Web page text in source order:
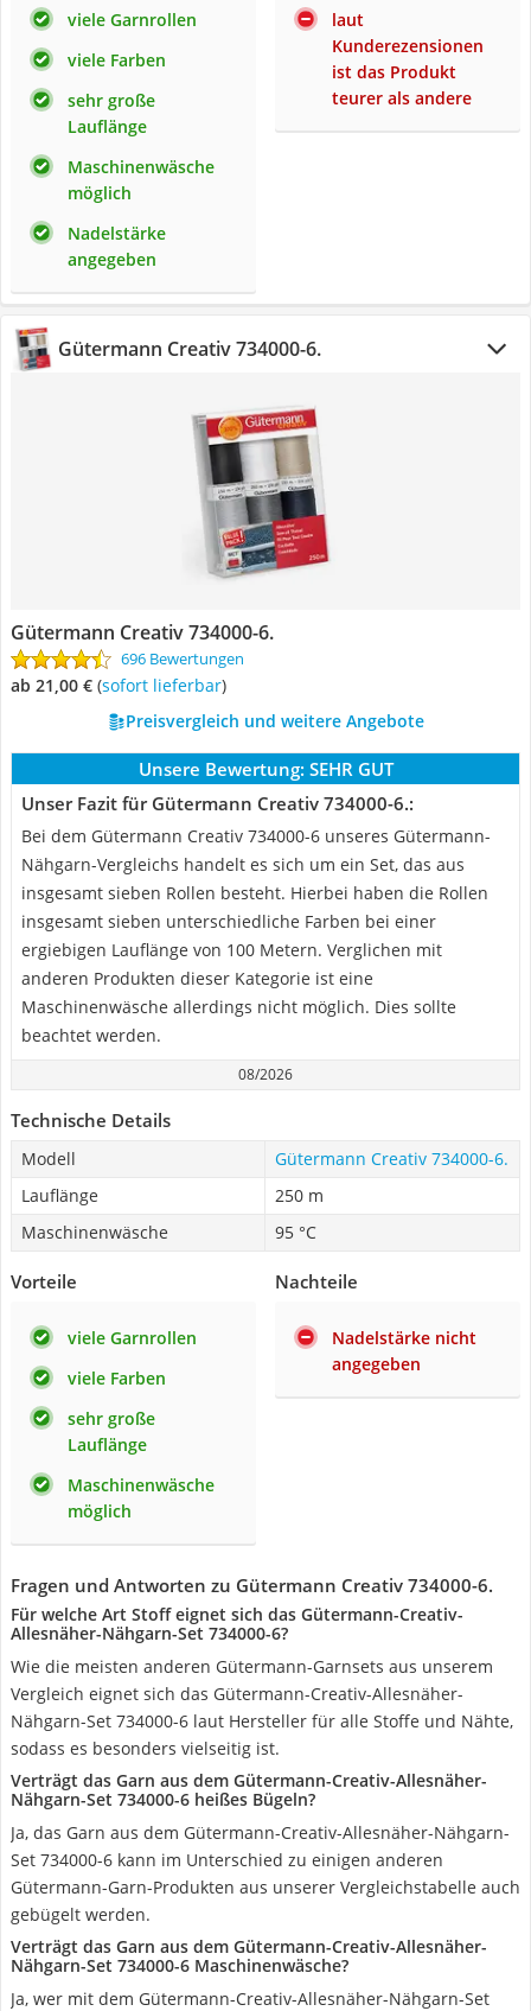
viele Garnrollen
viele Farben
sehr große
Lauflänge
Maschinenwäsche
möglich
Nadelstärke
angegeben
laut
Kunderezensionen
ist das Produkt
teurer als andere
Gütermann Creativ 734000-6.
Gütermann Creativ 734000-6.
696 Bewertungen
ab 21,00 € ( Sofort lieferbar)
Preisvergleich und weitere Angebote
Unsere Bewertung: SEHR GUT
Unser Fazit für Gütermann Creativ 734000-6.:
Bei dem Gütermann Creativ 734000-6 unseres Gütermann-
Nähgarn-Vergleichs handelt es sich um ein Set, das aus
insgesamt sieben Rollen besteht. Hierbei haben die Rollen
insgesamt sieben unterschiedliche Farben bei einer
ergiebigen Lauflänge von 100 Metern. Verglichen mit
anderen Produkten dieser Kategorie ist eine
Maschinenwäsche allerdings nicht möglich. Dies sollte
beachtet werden.
08/2026
Technische Details
Modell
Gütermann Creativ 734000-6.
Lauflänge
250 m
Maschinenwäsche
95 °C
Vorteile
viele Garnrollen
viele Farben
sehr große
Lauflänge
Maschinenwäsche
möglich
Nachteile
Nadelstärke nicht
angegeben
Fragen und Antworten zu Gütermann Creativ 734000-6.
Für welche Art Stoff eignet sich das Gütermann-Creativ-
Allesnäher-Nähgarn-Set 734000-6?
Wie die meisten anderen Gütermann-Garnsets aus unserem
Vergleich eignet sich das Gütermann-Creativ-Allesnäher-
Nähgarn-Set 734000-6 laut Hersteller für alle Stoffe und Nähte,
sodass es besonders vielseitig ist.
Verträgt das Garn aus dem Gütermann-Creativ-Allesnäher-
Nähgarn-Set 734000-6 heißes Bügeln?
Ja, das Garn aus dem Gütermann-Creativ-Allesnäher-Nähgarn-
Set 734000-6 kann im Unterschied zu einigen anderen
Gütermann-Garn-Produkten aus unserer Vergleichstabelle auch
gebügelt werden.
Verträgt das Garn aus dem Gütermann-Creativ-Allesnäher-
Nähgarn-Set 734000-6 Maschinenwäsche?
Ja, wer mit dem Gütermann-Creativ-Allesnäher-Nähgarn-Set